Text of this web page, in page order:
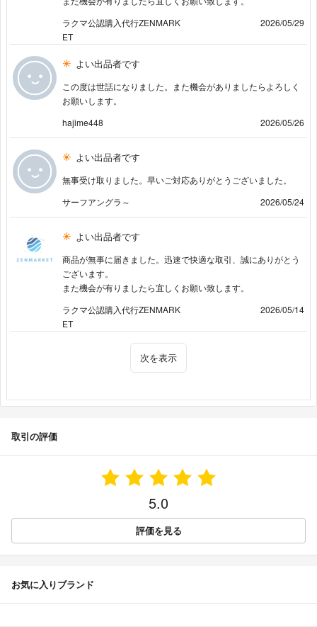
ラクマ公認購入代行ZENMARK
ET
2026/05/29
よい出品者です
この度は世話になりました。また機会がありましたらよろしく
お願いします。
hajime448
2026/05/26
よい出品者です
無事受け取りました。早いご対応ありがとうございました。
サーフアングラ～
2026/05/24
よい出品者です
商品が無事に届きました。迅速で快適な取引、誠にありがとう
ございます。
また機会が有りましたら宜しくお願い致します。
ラクマ公認購入代行ZENMARK
ET
2026/05/14
次を表示
取引の評価
5.0
評価を見る
お気に入りブランド